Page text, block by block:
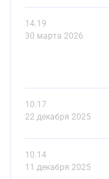
14.19
30 марта 2026
10.17
22 декабря 2025
10.14
11 декабря 2025